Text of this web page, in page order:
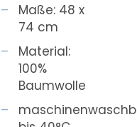
Maße: 48 x
74 cm
Material:
100%
Baumwolle